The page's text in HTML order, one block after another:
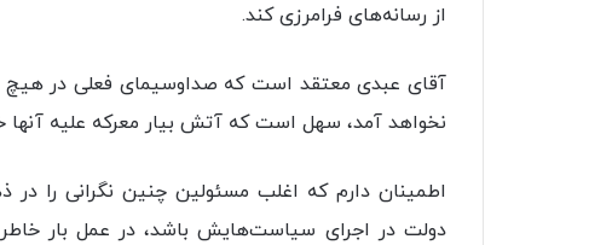
از رسانه‌های فرامرزی کند.
آقای عبدی معتقد است که صداوسیمای فعلی در
نخواهد آمد، سهل است که آتش بیار معرکه علیه آنها
اطمینان دارم که اغلب مسئولین چنین نگرانی را
دولت در اجرای سیاست‌هایش باشد، در عمل بار